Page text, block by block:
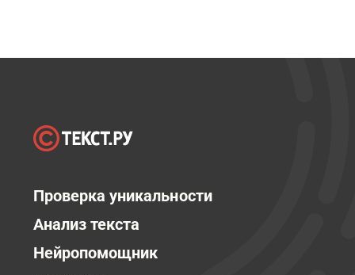
Проверка уникальности
Анализ текста
Нейропомощник